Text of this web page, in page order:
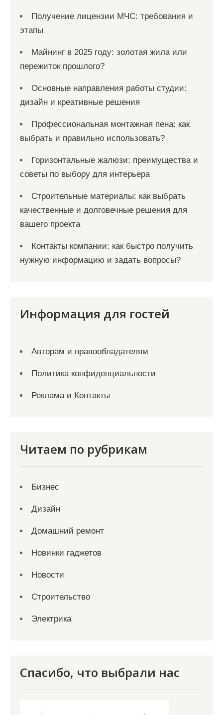
Получение лицензии МЧС: требования и
этапы
Майнинг в 2025 году: золотая жила или
пережиток прошлого?
Основные направления работы студии:
дизайн и креативные решения
Профессиональная монтажная пена: как
выбрать и правильно использовать?
Горизонтальные жалюзи: преимущества и
советы по выбору для интерьера
Строительные материалы: как выбрать
качественные и долговечные решения для
вашего проекта
Контакты компании: как быстро получить
нужную информацию и задать вопросы?
Информация для гостей
Авторам и правообладателям
Политика конфиденциальности
Реклама и Контакты
Читаем по рубрикам
Бизнес
Дизайн
Домашний ремонт
Новинки гаджетов
Новости
Строительство
Электрика
Спасибо, что выбрали нас